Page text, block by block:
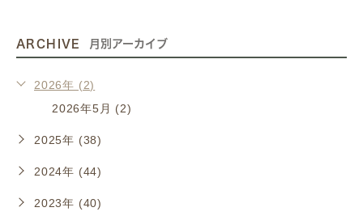
ARCHIVE 月別アーカイブ
2026年 (2)
2026年5月 (2)
2025年 (38)
2024年 (44)
2023年 (40)